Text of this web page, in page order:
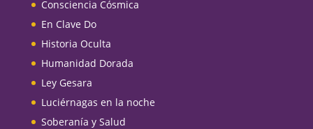
Consciencia Cósmica
En Clave Do
Historia Oculta
Humanidad Dorada
Ley Gesara
Luciérnagas en la noche
Soberanía y Salud